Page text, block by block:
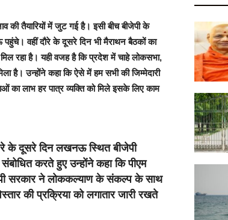
की तैयारियों में जुट गई है। इसी बीच बीजेपी के
पहुंचे। वहीं दौरे के दूसरे दिन भी मैराथन बैठकों का
रहा है। यही वजह है कि प्रदेश में चाहे लोकसभा,
है। उन्होंने कहा कि ऐसे में हम सभी की जिम्मेदारी
का लाभ हर पात्र व्यक्ति को मिले इसके लिए काम
के दूसरे दिन लखनऊ स्थित बीजेपी
करते हुए उन्होंने कहा कि पीएम
सरकार ने लोककल्याण के संकल्प के साथ
की प्रक्रिया को लगातार जारी रखते